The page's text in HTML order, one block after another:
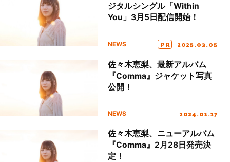
ジタルシングル「Within
You」3月5日配信開始！
NEWS PR 2025.03.05
佐々木恵梨、最新アルバム
『Comma』ジャケット写真
公開！
NEWS 2024.01.17
佐々木恵梨、ニューアルバム
『Comma』2月28日発売決
定！